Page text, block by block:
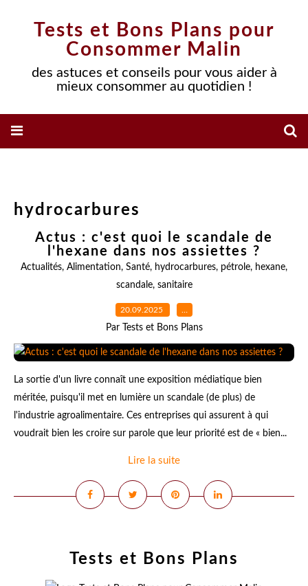
Tests et Bons Plans pour
Consommer Malin
des astuces et conseils pour vous aider à
mieux consommer au quotidien !
hydrocarbures
Actus : c'est quoi le scandale de
l'hexane dans nos assiettes ?
Actualités, Alimentation, Santé, hydrocarbures, pétrole, hexane,
scandale, sanitaire
20.09.2025 …
Par Tests et Bons Plans
La sortie d'un livre connaît une exposition médiatique bien
méritée, puisqu'il met en lumière un scandale (de plus) de
l'industrie agroalimentaire. Ces entreprises qui assurent à qui
voudrait bien les croire sur parole que leur priorité est de « bien...
Lire la suite
Tests et Bons Plans